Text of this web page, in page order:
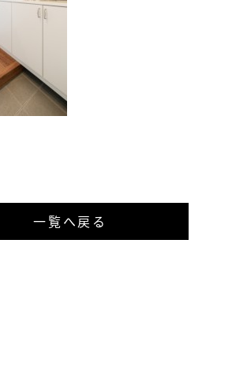
一覧へ戻る